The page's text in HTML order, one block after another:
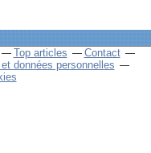
Top articles
Contact
données personnelles